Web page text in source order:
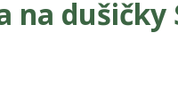
na dušičky